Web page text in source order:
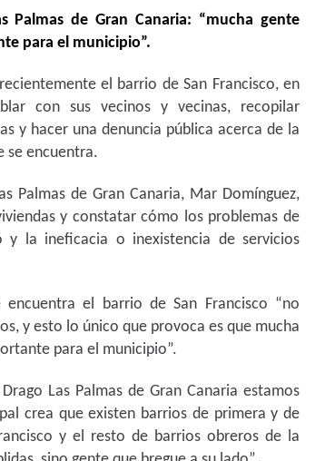
Palmas de Gran Canaria: “mucha gente
para el municipio”.
el barrio de San Francisco, en
con sus vecinos y vecinas, recopilar
y hacer una denuncia pública acerca de la
se encuentra.
Palmas de Gran Canaria, Mar Domínguez,
y constatar cómo los problemas de
la ineficacia o inexistencia de servicios
el barrio de San Francisco “no
y esto lo único que provoca es que mucha
para el municipio”.
Las Palmas de Gran Canaria estamos
crea que existen barrios de primera y de
y el resto de barrios obreros de la